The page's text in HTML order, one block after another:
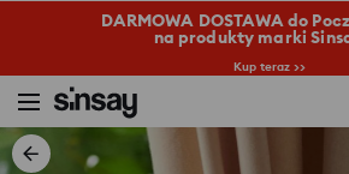
DARMOWA DOSTAWA do
na produkty marki
Kup teraz >>